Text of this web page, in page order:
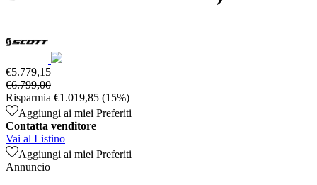
€5.779,15
€6.799,00
Risparmia €1.019,85 (15%)
Aggiungi ai miei Preferiti
Contatta venditore
Vai al Listino
Aggiungi ai miei Preferiti
Annuncio